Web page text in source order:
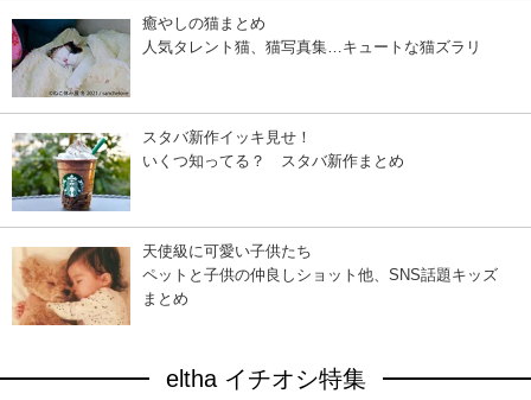
癒やしの猫まとめ
人気タレント猫、猫写真集…キュートな猫ズラリ
スタバ新作イッキ見せ！
いくつ知ってる？ スタバ新作まとめ
天使級に可愛い子供たち
ペットと子供の仲良しショット他、SNS話題キッズ
まとめ
eltha イチオシ特集